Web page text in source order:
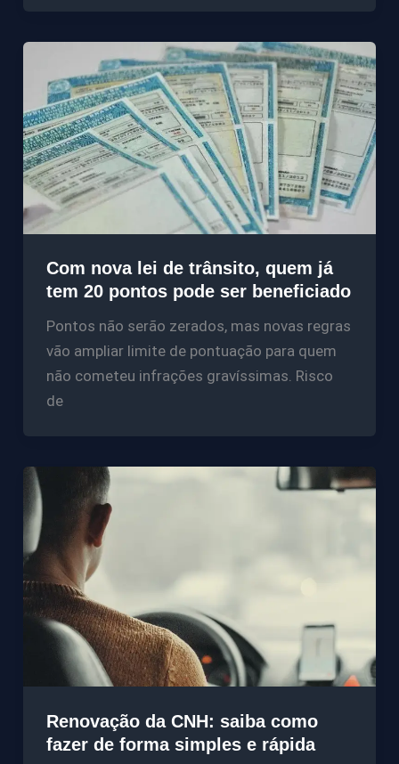
Com nova lei de trânsito, quem já
tem 20 pontos pode ser beneficiado
Pontos não serão zerados, mas novas regras
vão ampliar limite de pontuação para quem
não cometeu infrações gravíssimas. Risco
de
Renovação da CNH: saiba como
fazer de forma simples e rápida